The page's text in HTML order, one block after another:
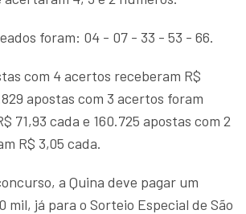
foram: 04 - 07 - 33 - 53 - 66.
com 4 acertos receberam R$
apostas com 3 acertos foram
71,93 cada e 160.725 apostas com 2
R$ 3,05 cada.
a Quina deve pagar um
mil, já para o Sorteio Especial de São